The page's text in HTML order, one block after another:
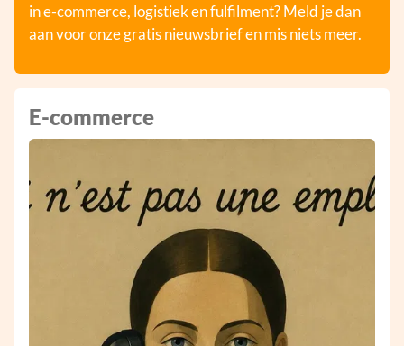
in e-commerce, logistiek en fulfilment? Meld je dan
aan voor onze gratis nieuwsbrief en mis niets meer.
E-commerce